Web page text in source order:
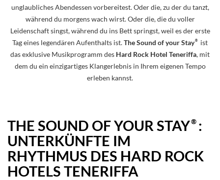
unglaubliches Abendessen vorbereitest. Oder die, zu der du tanzt,
während du morgens wach wirst. Oder die, die du voller
Leidenschaft singst, während du ins Bett springst, weil es der erste
Tag eines legendären Aufenthalts ist.The Sound of your Stay®
ist
das exklusive Musikprogramm des Hard Rock Hotel Teneriffa, mit
dem du ein einzigartiges Klangerlebnis in Ihrem eigenen Tempo
erleben kannst.
THE SOUND OF YOUR STAY® :
UNTERKÜNFTE IM
RHYTHMUS DES HARD ROCK
HOTELS TENERIFFA